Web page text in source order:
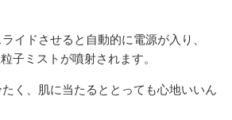
イドさせると自動的に電源が入り、
子ミストが噴射されます。
く、肌に当たるととっても心地いいん